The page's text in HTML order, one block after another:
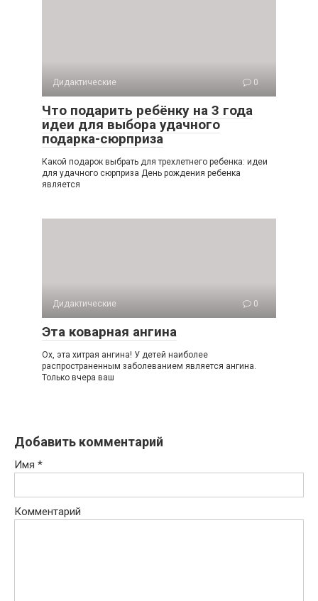
Дидактические 0
Что подарить ребёнку на 3 года
идеи для выбора удачного
подарка-сюрприза
Какой подарок выбрать для трехлетнего ребенка: идеи
для удачного сюрприза День рождения ребенка
является
Дидактические 0
Эта коварная ангина
Ох, эта хитрая ангина! У детей наиболее
распространенным заболеванием является ангина.
Только вчера ваш
Добавить комментарий
Имя *
Комментарий